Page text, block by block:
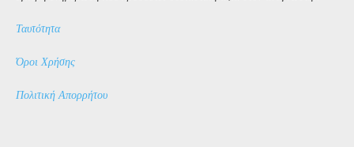
Ταυτότητα
Όροι Χρήσης
Πολιτική Απορρήτου